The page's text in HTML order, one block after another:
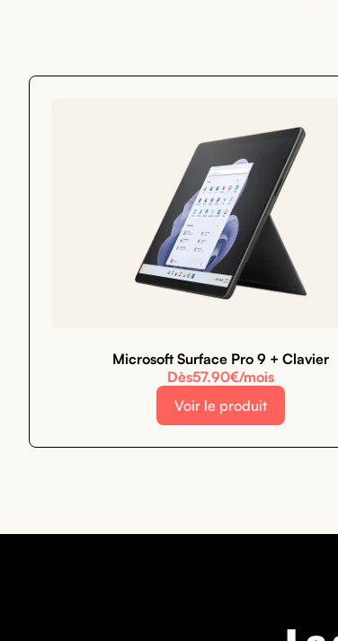
Microsoft Surface Pro 9 + Clavier
Dès57.90€/mois
Voir le produit